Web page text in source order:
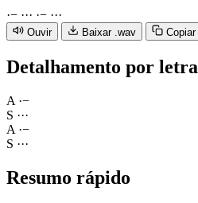
·− ··· ·− ···
Ouvir Baixar .wav Copiar
Detalhamento por letra
A ·−
S ···
A ·−
S ···
Resumo rápido